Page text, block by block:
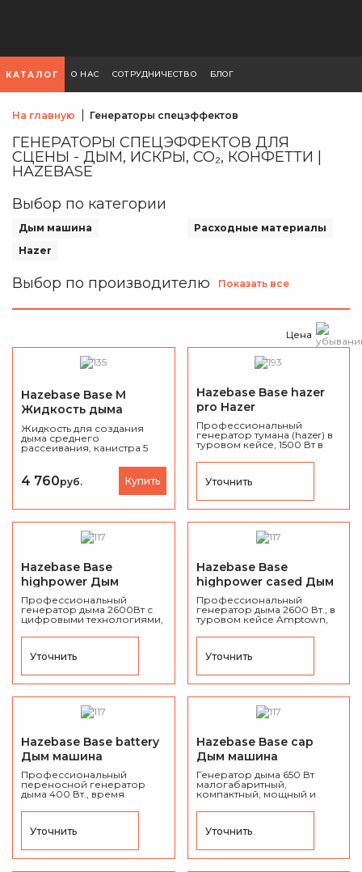
КАТАЛОГ О НАС СОТРУДНИЧЕСТВО БЛОГ
На главную Генераторы спецэффектов
ГЕНЕРАТОРЫ СПЕЦЭФФЕКТОВ ДЛЯ
СЦЕНЫ - ДЫМ, ИСКРЫ, CO₂, КОНФЕТТИ |
HAZEBASE
Выбор по категории
Дым машина
Расходные материалы
Hazer
Выбор по производителю Показать все
Цена
Hazebase Base M
Жидкость дыма
Жидкость для создания
дыма среднего
рассеивания, канистра 5
4 760руб. Купить
Hazebase Base hazer
pro Hazer
Профессиональный
генератор тумана (hazer) в
туровом кейсе, 1500 Вт в
Уточнить
Hazebase Base
highpower Дым
машина
Профессиональный
генератор дыма 2600Вт с
цифровыми технологиями,
объем канистры для
Уточнить
Hazebase Base
highpower cased Дым
машина
Профессиональный
генератор дыма 2600 Вт., в
туровом кейсе Amptown,
объем канистры для
Уточнить
Hazebase Base battery
Дым машина
Профессиональный
переносной генератор
дыма 400 Вт., время
емкость резервуара для
Уточнить
Hazebase Base cap
Дым машина
Генератор дыма 650 Вт
малогабаритный,
компактный, мощный и
разогрева: 7 мин, объем
литра.
Уточнить